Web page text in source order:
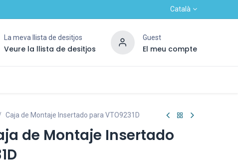
Català
La meva llista de desitjos
Veure la llista de desitjos
Guest
El meu compte
Caja de Montaje Insertado para VTO9231D
de Montaje Insertado